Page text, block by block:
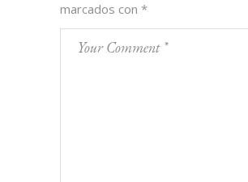
marcados con *